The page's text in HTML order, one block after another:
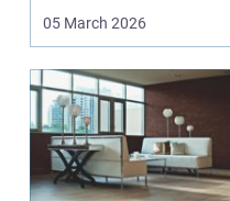
falder anderledes ind,
05 March 2026